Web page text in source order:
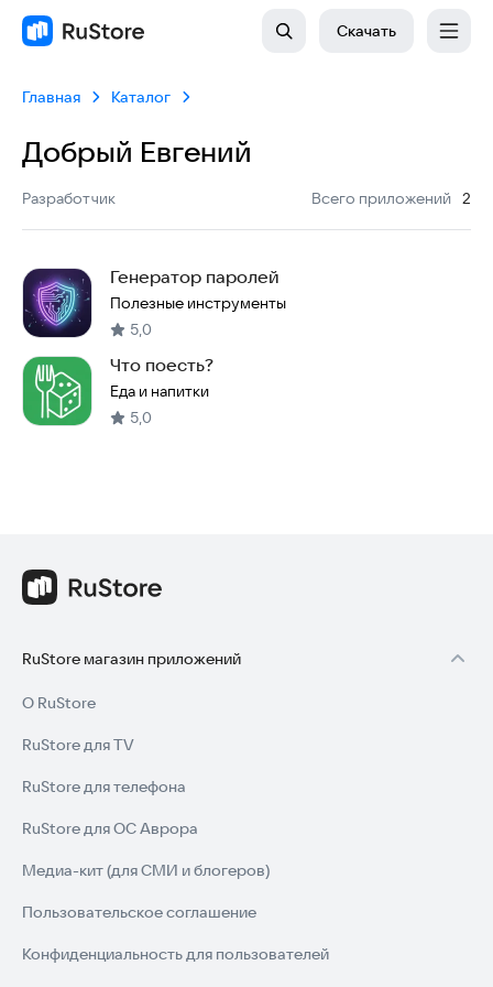
Скачать
Главная Каталог
Добрый Евгений
Разработчик Всего приложений
: 2
Генератор паролей
Полезные инструменты
5,0
Что поесть?
Еда и напитки
5,0
RuStore магазин приложений
О RuStore
RuStore для TV
RuStore для телефона
RuStore для ОС Аврора
Медиа-кит (для СМИ и блогеров)
Пользовательское соглашение
Конфиденциальность для пользователей